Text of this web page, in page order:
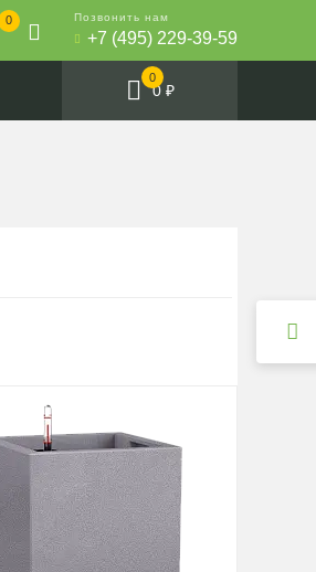
0 Позвонить нам
+7 (495) 229-39-59
0
0 ₽